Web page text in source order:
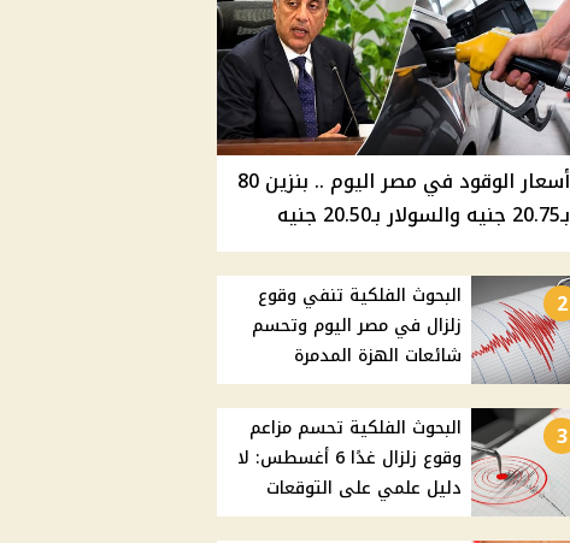
أسعار الوقود في مصر اليوم .. بنزين 80
بـ20.75 جنيه والسولار بـ20.50 جنيه
2
البحوث الفلكية تنفي وقوع
زلزال في مصر اليوم وتحسم
شائعات الهزة المدمرة
3
البحوث الفلكية تحسم مزاعم
وقوع زلزال غدًا 6 أغسطس: لا
دليل علمي على التوقعات